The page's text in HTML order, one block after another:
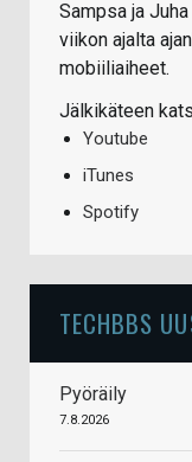
Sampsa ja
viikon ajalta
mobiiliaiheet.
Jälkikäteen
Youtube
iTunes
Spotify
TECHBBS
Pyöräily
7.8.2026